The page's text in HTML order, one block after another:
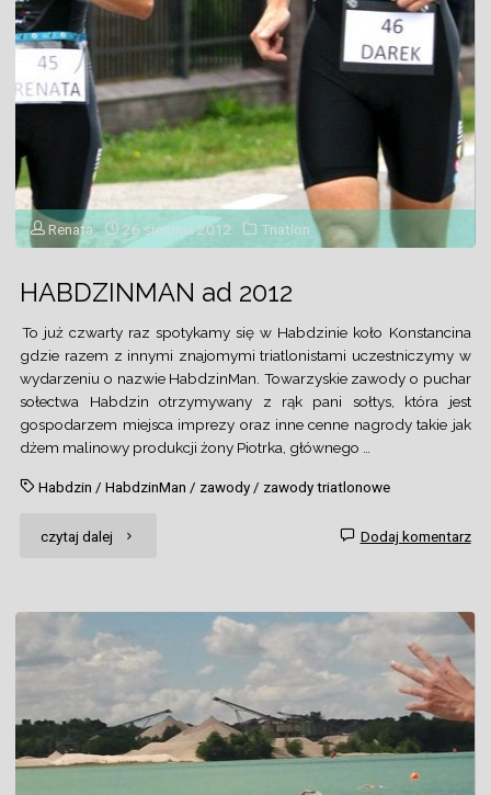
Renata 26 sierpnia 2012 Triatlon
HABDZINMAN ad 2012
To już czwarty raz spotykamy się w Habdzinie koło Konstancina
gdzie razem z innymi znajomymi triatlonistami uczestniczymy w
wydarzeniu o nazwie HabdzinMan. Towarzyskie zawody o puchar
sołectwa Habdzin otrzymywany z rąk pani sołtys, która jest
gospodarzem miejsca imprezy oraz inne cenne nagrody takie jak
dżem malinowy produkcji żony Piotrka, głównego …
Habdzin / HabdzinMan / zawody/ zawody triatlonowe
czytaj dalej "HABDZINMAN Dodaj komentarz